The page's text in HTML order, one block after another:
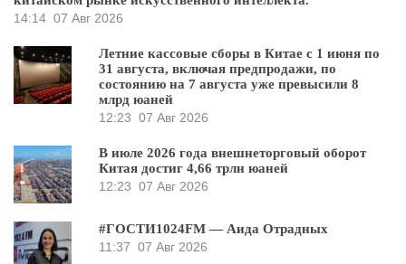
14:14 07 Авг 2026
Летние кассовые сборы в Китае с 1 июня по
31 августа, включая предпродажи, по
состоянию на 7 августа уже превысили 8
млрд юаней
12:23 07 Авг 2026
В июле 2026 года внешнеторговый оборот
Китая достиг 4,66 трлн юаней
12:23 07 Авг 2026
#ГОСТИ1024FM — Аида Отрадных
11:37 07 Авг 2026